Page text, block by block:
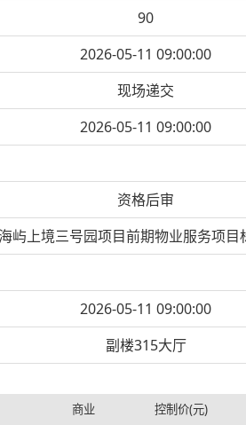
90
2026-05-11 09:00:00
现场递交
2026-05-11 09:00:00
资格后审
屿上境三号园项目前期物业服务项目
2026-05-11 09:00:00
副楼315大厅
商业 控制价(元)